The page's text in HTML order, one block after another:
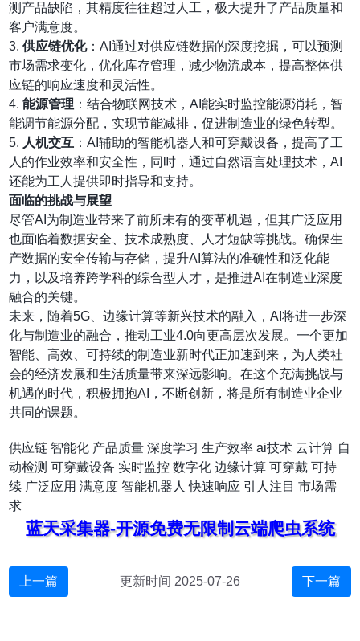
测产品缺陷，其精度往往超过人工，极大提升了产品质量和
客户满意度。
3.供应链优化：AI通过对供应链数据的深度挖掘，可以预测
市场需求变化，优化库存管理，减少物流成本，提高整体供
应链的响应速度和灵活性。
4.能源管理 ：结合物联网技术，AI能实时监控能源消耗，智
能调节能源分配，实现节能减排，促进制造业的绿色转型。
5. 人机交互 ：AI辅助的智能机器人和可穿戴设备，提高了工
人的作业效率和安全性，同时，通过自然语言处理技术，AI
还能为工人提供即时指导和支持。
面临的挑战与展望
尽管AI为制造业带来了前所未有的变革机遇，但其广泛应用
也面临着数据安全、技术成熟度、人才短缺等挑战。确保生
产数据的安全传输与存储，提升AI算法的准确性和泛化能
力，以及培养跨学科的综合型人才，是推进AI在制造业深度
融合的关键。
未来，随着5G、边缘计算等新兴技术的融入，AI将进一步深
化与制造业的融合，推动工业4.0向更高层次发展。一个更加
智能、高效、可持续的制造业新时代正加速到来，为人类社
会的经济发展和生活质量带来深远影响。在这个充满挑战与
机遇的时代，积极拥抱AI，不断创新，将是所有制造业企业
共同的课题。
供应链 智能化 产品质量 深度学习 生产效率 ai技术 云计算 自
动检测 可穿戴设备 实时监控 数字化 边缘计算 可穿戴 可持
续 广泛应用 满意度 智能机器人 快速响应 引人注目 市场需
求
蓝天采集器-开源免费无限制云端爬虫系统
上一篇 更新时间 2025-07-26 下一篇